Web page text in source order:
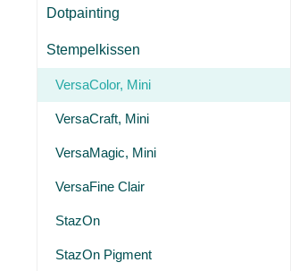
Dotpainting
Stempelkissen
VersaColor, Mini
VersaCraft, Mini
VersaMagic, Mini
VersaFine Clair
StazOn
StazOn Pigment